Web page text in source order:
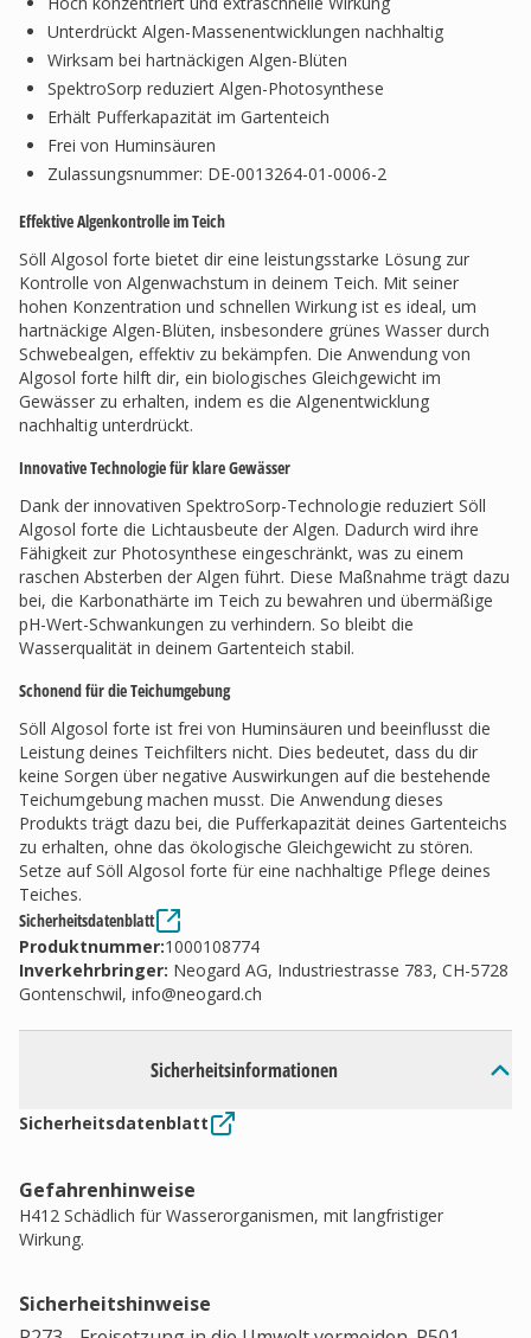
Unterdrückt Algen-Massenentwicklungen nachhaltig
Wirksam bei hartnäckigen Algen-Blüten
SpektroSorp reduziert Algen-Photosynthese
Erhält Pufferkapazität im Gartenteich
Frei von Huminsäuren
Zulassungsnummer: DE-0013264-01-0006-2
Effektive Algenkontrolle im Teich
Söll Algosol forte bietet dir eine leistungsstarke Lösung zur
Kontrolle von Algenwachstum in deinem Teich. Mit seiner
hohen Konzentration und schnellen Wirkung ist es ideal, um
hartnäckige Algen-Blüten, insbesondere grünes Wasser durch
Schwebealgen, effektiv zu bekämpfen. Die Anwendung von
Algosol forte hilft dir, ein biologisches Gleichgewicht im
Gewässer zu erhalten, indem es die Algenentwicklung
nachhaltig unterdrückt.
Innovative Technologie für klare Gewässer
Dank der innovativen SpektroSorp-Technologie reduziert Söll
Algosol forte die Lichtausbeute der Algen. Dadurch wird ihre
Fähigkeit zur Photosynthese eingeschränkt, was zu einem
raschen Absterben der Algen führt. Diese Maßnahme trägt dazu
bei, die Karbonathärte im Teich zu bewahren und übermäßige
pH-Wert-Schwankungen zu verhindern. So bleibt die
Wasserqualität in deinem Gartenteich stabil.
Schonend für die Teichumgebung
Söll Algosol forte ist frei von Huminsäuren und beeinflusst die
Leistung deines Teichfilters nicht. Dies bedeutet, dass du dir
keine Sorgen über negative Auswirkungen auf die bestehende
Teichumgebung machen musst. Die Anwendung dieses
Produkts trägt dazu bei, die Pufferkapazität deines Gartenteichs
zu erhalten, ohne das ökologische Gleichgewicht zu stören.
Setze auf Söll Algosol forte für eine nachhaltige Pflege deines
Teiches.
Sicherheitsdatenblatt
Produktnummer:1000108774
Inverkehrbringer: Neogard AG, Industriestrasse 783, CH-5728
Gontenschwil, info@neogard.ch
Sicherheitsinformationen
Sicherheitsdatenblatt
Gefahrenhinweise
H412 Schädlich für Wasserorganismen, mit langfristiger
Wirkung.
Sicherheitshinweise